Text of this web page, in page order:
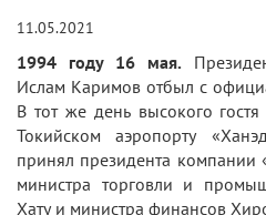
11.05.2021
1994 году 16 мая.
Ислам Каримов отбыл с
В тот же день высокого
Токийском аэропорту
принял президента
министра торговли и
Хату и министра финансов